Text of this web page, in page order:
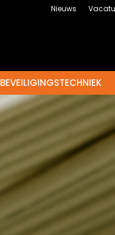
Nieuws
BEVEILIGINGSTECHNIEK